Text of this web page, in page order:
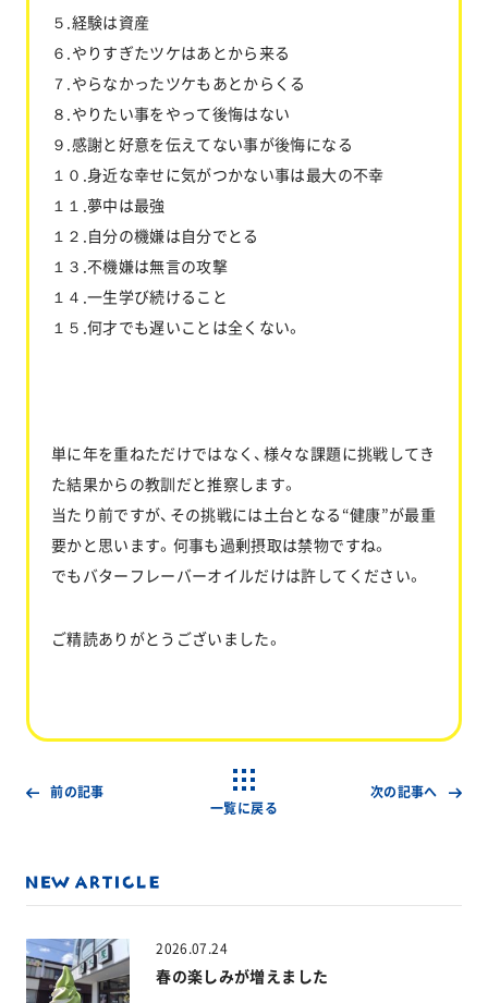
５.経験は資産
６.やりすぎたツケはあとから来る
７.やらなかったツケもあとからくる
８.やりたい事をやって後悔はない
９.感謝と好意を伝えてない事が後悔になる
１０.身近な幸せに気がつかない事は最大の不幸
１１.夢中は最強
１２.自分の機嫌は自分でとる
１３.不機嫌は無言の攻撃
１４.一生学び続けること
１５.何才でも遅いことは全くない。
単に年を重ねただけではなく、様々な課題に挑戦してき
た結果からの教訓だと推察します。
当たり前ですが、その挑戦には土台となる“健康”が最重
要かと思います。何事も過剰摂取は禁物ですね。
でもバターフレーバーオイルだけは許してください。
ご精読ありがとうございました。
前の記事
一覧に戻る
次の記事へ
2026.07.24
春の楽しみが増えました